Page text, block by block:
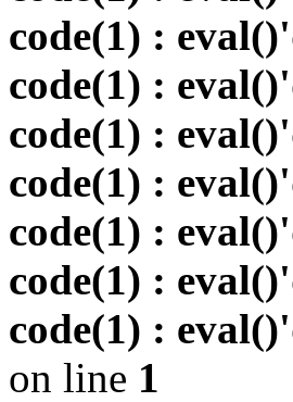
code(1) :
code(1) :
code(1) :
code(1) :
code(1) :
code(1) :
code(1) :
on line 1